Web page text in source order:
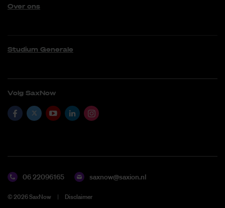
Over ons
Studium Generale
Volg SaxNow
06 22096165 saxnow@saxion.nl
©2026SaxNow Disclaimer